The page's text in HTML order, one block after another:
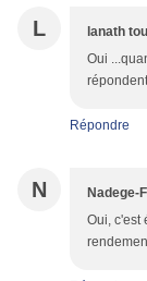
L lanath
Oui
Répondre
N Nadege-
Oui, c'est